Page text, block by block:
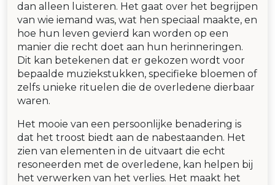
dan alleen luisteren. Het gaat over het begrijpen
van wie iemand was, wat hen speciaal maakte, en
hoe hun leven gevierd kan worden op een
manier die recht doet aan hun herinneringen.
Dit kan betekenen dat er gekozen wordt voor
bepaalde muziekstukken, specifieke bloemen of
zelfs unieke rituelen die de overledene dierbaar
waren.
Het mooie van een persoonlijke benadering is
dat het troost biedt aan de nabestaanden. Het
zien van elementen in de uitvaart die echt
resoneerden met de overledene, kan helpen bij
het verwerken van het verlies. Het maakt het